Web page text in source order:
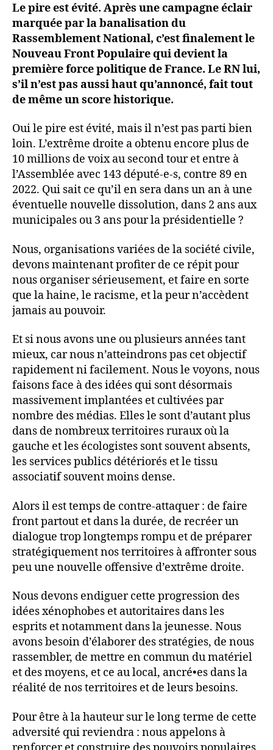
Le pire est évité. Après une campagne éclair
marquée par la banalisation du
Rassemblement National, c’est finalement le
Nouveau Front Populaire qui devient la
première force politique de France. Le RN lui,
s’il n’est pas aussi haut qu’annoncé, fait tout
de même un score historique.
Oui le pire est évité, mais il n’est pas parti bien
loin. L’extrême droite a obtenu encore plus de
10 millions de voix au second tour et entre à
l’Assemblée avec 143 député-e-s, contre 89 en
2022. Qui sait ce qu’il en sera dans un an à une
éventuelle nouvelle dissolution, dans 2 ans aux
municipales ou 3 ans pour la présidentielle ?
Nous, organisations variées de la société civile,
devons maintenant profiter de ce répit pour
nous organiser sérieusement, et faire en sorte
que la haine, le racisme, et la peur n’accèdent
jamais au pouvoir.
Et si nous avons une ou plusieurs années tant
mieux, car nous n’atteindrons pas cet objectif
rapidement ni facilement. Nous le voyons, nous
faisons face à des idées qui sont désormais
massivement implantées et cultivées par
nombre des médias. Elles le sont d’autant plus
dans de nombreux territoires ruraux où la
gauche et les écologistes sont souvent absents,
les services publics détériorés et le tissu
associatif souvent moins dense.
Alors il est temps de contre-attaquer : de faire
front partout et dans la durée, de recréer un
dialogue trop longtemps rompu et de préparer
stratégiquement nos territoires à affronter sous
peu une nouvelle offensive d’extrême droite.
Nous devons endiguer cette progression des
idées xénophobes et autoritaires dans les
esprits et notamment dans la jeunesse. Nous
avons besoin d’élaborer des stratégies, de nous
rassembler, de mettre en commun du matériel
et des moyens, et ce au local, ancré•es dans la
réalité de nos territoires et de leurs besoins.
Pour être à la hauteur sur le long terme de cette
adversité qui reviendra : nous appelons à